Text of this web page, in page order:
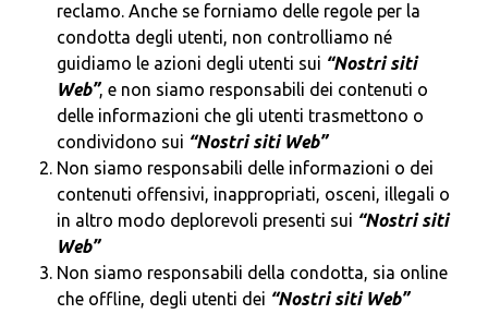
reclamo. Anche se forniamo delle regole per la
condotta degli utenti, non controlliamo né
guidiamo le azioni degli utenti sui “Nostri siti
Web”, e non siamo responsabili dei contenuti o
delle informazioni che gli utenti trasmettono o
condividono sui “Nostri siti Web”
Non siamo responsabili delle informazioni o dei
contenuti offensivi, inappropriati, osceni, illegali o
in altro modo deplorevoli presenti sui “Nostri siti
Web”
Non siamo responsabili della condotta, sia online
che offline, degli utenti dei “Nostri siti Web”